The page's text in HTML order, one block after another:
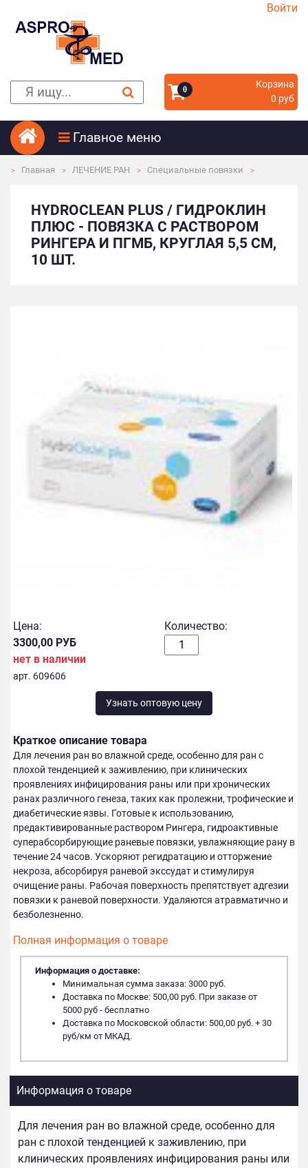
Войти
0
Корзина
0 руб
Главное меню
Главная ЛЕЧЕНИЕ РАН Специальные повязки
HYDROCLEAN PLUS / ГИДРОКЛИН
ПЛЮС - ПОВЯЗКА С РАСТВОРОМ
РИНГЕРА И ПГМБ, КРУГЛАЯ 5,5 СМ,
10 ШТ.
Цена:
3300,00 РУБ
нет в наличии
арт. 609606
Количество:
Узнать оптовую цену
Краткое описание товара
Для лечения ран во влажной среде, особенно для ран с
плохой тенденцией к заживлению, при клинических
проявлениях инфицирования раны или при хронических
ранах различного генеза, таких как пролежни, трофические и
диабетические язвы. Готовые к использованию,
предактивированные раствором Рингера, гидроактивные
суперабсорбирующие раневые повязки, увлажняющие рану в
течение 24 часов. Ускоряют регидратацию и отторжение
некроза, абсорбируя раневой экссудат и стимулируя
очищение раны. Рабочая поверхность препятствует адгезии
повязки к раневой поверхности. Удаляются атравматично и
безболезненно.
Полная информация о товаре
Информация о доставке:
Минимальная сумма заказа: 3000 руб.
Доставка по Москве: 500,00 руб. При заказе от
5000 руб - бесплатно
Доставка по Московской области: 500,00 руб. + 30
руб/км от МКАД.
Информация о товаре
Для лечения ран во влажной среде, особенно для
ран с плохой тенденцией к заживлению, при
клинических проявлениях инфицирования раны или